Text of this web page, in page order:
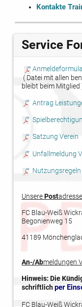
Kontakte
Service
( Datei mit allen
bleibt beim Mitglied
Antrag
Satzung Verein
Unfallmeldung
UnserePost
FC Blau-Weiß
Begonienweg 15
41189
An-/Abmeldungen
Hinweis: Die
schriftlichper
FC Blau-Weiß